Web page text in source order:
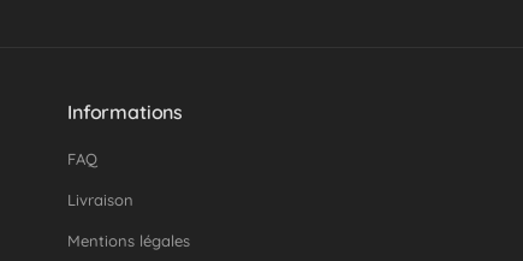
Informations
FAQ
Livraison
Mentions légales